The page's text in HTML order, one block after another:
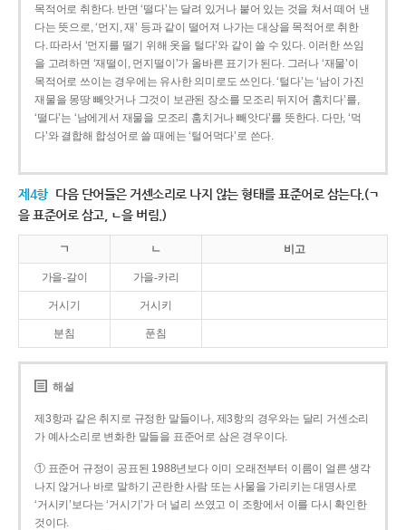
목적어로 취한다. 반면 ‘떨다’는 달려 있거나 붙어 있는 것을 쳐서 떼어 낸
다는 뜻으로, ‘먼지, 재’ 등과 같이 떨어져 나가는 대상을 목적어로 취한
다. 따라서 ‘먼지를 떨기 위해 옷을 털다’와 같이 쓸 수 있다. 이러한 쓰임
을 고려하면 ‘재떨이, 먼지떨이’가 올바른 표기가 된다. 그러나 ‘재물’이
목적어로 쓰이는 경우에는 유사한 의미로도 쓰인다. ‘털다’는 ‘남이 가진
재물을 몽땅 빼앗거나 그것이 보관된 장소를 모조리 뒤지어 훔치다’를,
‘떨다’는 ‘남에게서 재물을 모조리 훔치거나 빼앗다’를 뜻한다. 다만, ‘먹
다’와 결합해 합성어로 쓸 때에는 ‘털어먹다’로 쓴다.
제4항 다음 단어들은 거센소리로 나지 않는 형태를 표준어로 삼는다.(ㄱ
을 표준어로 삼고, ㄴ을 버림.)
ㄱ ㄴ 비고
가을-갈이 가을-카리
거시기 거시키
분침 푼침
해설
제3항과 같은 취지로 규정한 말들이나, 제3항의 경우와는 달리 거센소리
가 예사소리로 변화한 말들을 표준어로 삼은 경우이다.
① 표준어 규정이 공표된 1988년보다 이미 오래전부터 이름이 얼른 생각
나지 않거나 바로 말하기 곤란한 사람 또는 사물을 가리키는 대명사로
‘거시키’보다는 ‘거시기’가 더 널리 쓰였고 이 조항에서 이를 다시 확인한
것이다.